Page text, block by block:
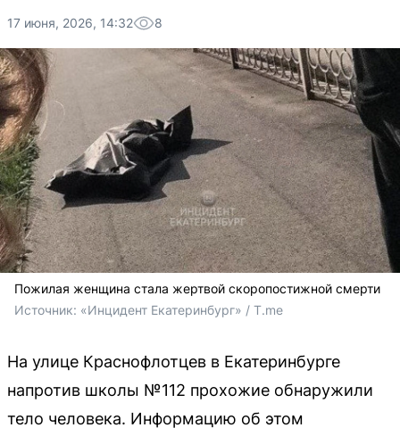
17 июня, 2026, 14:32 8
Пожилая женщина стала жертвой скоропостижной смерти
Источник: «Инцидент Екатеринбург» / T.me
На улице Краснофлотцев в Екатеринбурге
напротив школы №112 прохожие обнаружили
тело человека. Информацию об этом